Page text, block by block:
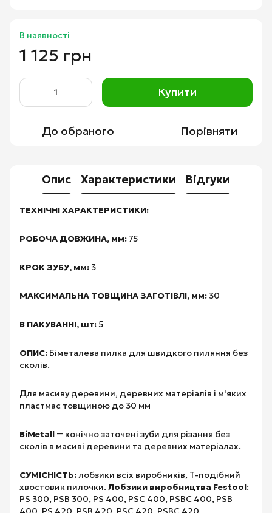
В наявності
1 125 грн
Купити
До обраного Порівняти
Опис Характеристики Відгуки
ТЕХНІЧНІ ХАРАКТЕРИСТИКИ:
РОБОЧА ДОВЖИНА, мм: 75
КРОК ЗУБУ, мм: 3
МАКСИМАЛЬНА ТОВЩИНА ЗАГОТІВЛІ, мм: 30
В ПАКУВАННІ, шт: 5
ОПИС: Біметалева пилка для швидкого пиляння без
сколів.
Для масиву деревини, деревних матеріалів і м'яких
пластмас товщиною до 30 мм
BiMetall ― конічно заточені зуби для різання без
сколів в масиві деревини та деревних матеріалах.
СУМІСНІСТЬ:лобзики всіх виробників, Т-подібний
хвостовик пилочки. Лобзики виробництва Festool:
PS 300, PSB 300, PS 400, PSC 400, PSBC 400, PSB